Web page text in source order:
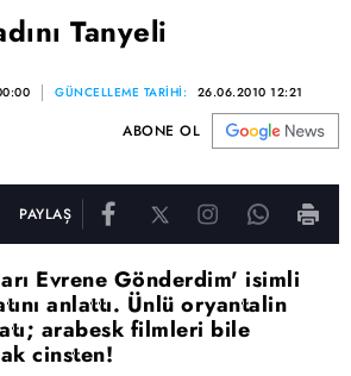
Tanyeli
GÜNCELLEME TARİHİ: 26.06.2010 12:21
ABONE OL
PAYLAŞ
Evrene Gönderdim' isimli
anlattı. Ünlü oryantalin
arabesk filmleri bile
cinsten!